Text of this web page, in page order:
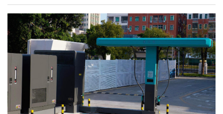
דגמים חשמליים של המותג בישראל, לצד עליה מרשימה
בדגמים היברידיים? התשובות בפנים